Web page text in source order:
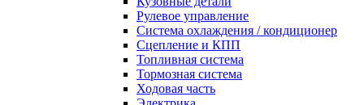
Рулевое управление
Система охлаждения / кондиционер
Сцепление и КПП
Топливная система
Тормозная система
Ходовая часть